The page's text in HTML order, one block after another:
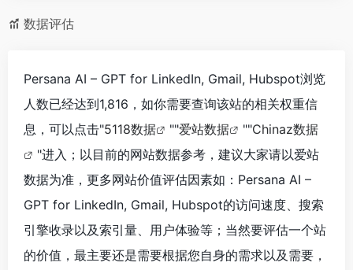
数据评估
Persana AI – GPT for LinkedIn, Gmail, Hubspot浏览
人数已经达到1,816，如你需要查询该站的相关权重信
息，可以点击"5118数据 ""爱站数据 ""Chinaz数据
"进入；以目前的网站数据参考，建议大家请以爱站
数据为准，更多网站价值评估因素如：Persana AI –
GPT for LinkedIn, Gmail, Hubspot的访问速度、搜索
引擎收录以及索引量、用户体验等；当然要评估一个站
的价值，最主要还是需要根据您自身的需求以及需要，